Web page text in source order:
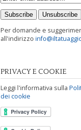
Per domande e
all'indirizzo
PRIVACY E COOKIE
Leggi l'informativa sulla
dei cookie